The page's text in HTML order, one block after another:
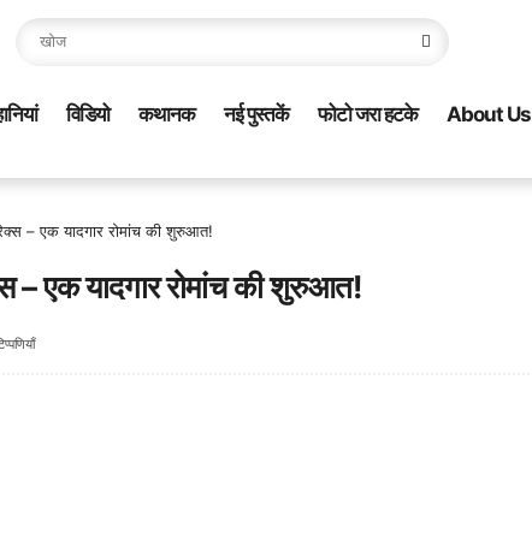
विडियो कथानक नई पुस्तकें फोटो जरा हटके About Us
– एक यादगार रोमांच की शुरुआत!
– एक यादगार रोमांच की शुरुआत!